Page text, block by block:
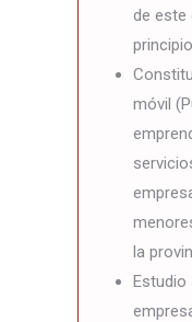
de este
móvil
la
Estudio